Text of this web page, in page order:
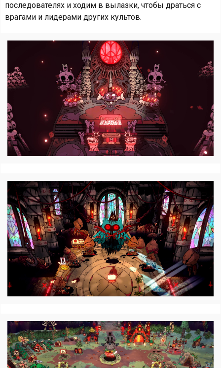
последователях и ходим в вылазки, чтобы драться с
врагами и лидерами других культов.